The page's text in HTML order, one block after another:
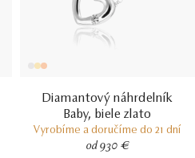
Diamantový náhrdelník
Baby, biele zlato
Vyrobíme a doručíme do 21 dní
od 930 €